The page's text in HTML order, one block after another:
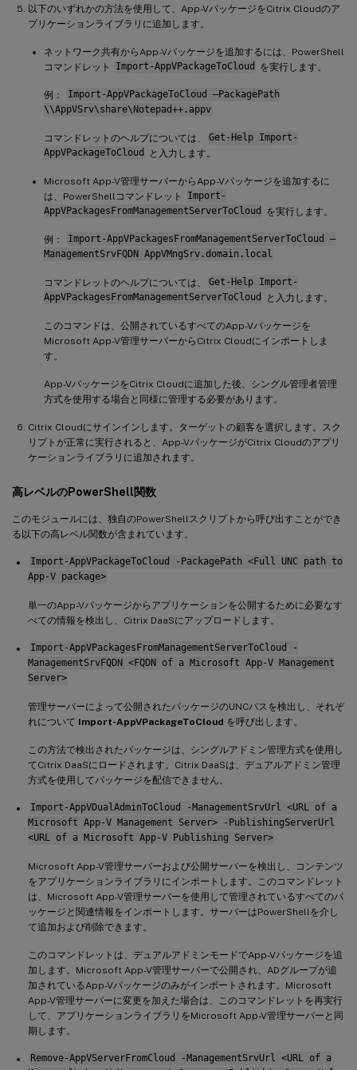
以下のいずれかの方法を使用して、App-VパッケージをCitrix Cloudのア
プリケーションライブラリに追加します。
ネットワーク共有からApp-Vパッケージを追加するには、PowerShell
コマンドレット
Import-AppVPackageToCloud を実行します。
例：
Import-AppVPackageToCloud –PackagePath
\\AppVSrv\share\Notepad++.appv
コマンドレットのヘルプについては、
Get-Help Import-
AppVPackageToCloud
と入力します。
Microsoft App-V管理サーバーからApp-Vパッケージを追加するに
は、PowerShellコマンドレット
Import-
AppVPackagesFromManagementServerToCloud
を実行します。
例：
Import-AppVPackagesFromManagementServerToCloud –
ManagementSrvFQDN AppVMngSrv.domain.local
コマンドレットのヘルプについては、
Get-Help Import-
AppVPackagesFromManagementServerToCloud
と入力します。
このコマンドは、公開されているすべてのApp-Vパッケージを
Microsoft App-V管理サーバーからCitrix Cloudにインポートしま
す。
App-VパッケージをCitrix Cloudに追加した後、シングル管理者管理
方式を使用する場合と同様に管理する必要があります。
Citrix Cloudにサインインします。ターゲットの顧客を選択します。スク
リプトが正常に実行されると、App-VパッケージがCitrix Cloudのアプリ
ケーションライブラリに追加されます。
高レベルのPowerShell関数
このモジュールには、独自のPowerShellスクリプトから呼び出すことができ
る以下の高レベル関数が含まれています。
Import-AppVPackageToCloud -PackagePath <Full UNC path to
App-V package>
単一のApp-Vパッケージからアプリケーションを公開するために必要なす
べての情報を検出し、Citrix DaaSにアップロードします。
Import-AppVPackagesFromManagementServerToCloud -
ManagementSrvFQDN <FQDN of a Microsoft App-V Management
Server>
管理サーバーによって公開されたパッケージのUNCパスを検出し、それぞ
れについて Import-AppVPackageToCloud を呼び出します。
この方法で検出されたパッケージは、シングルアドミン管理方式を使用し
てCitrix DaaSにロードされます。Citrix DaaSは、デュアルアドミン管理
方式を使用してパッケージを配信できません。
Import-AppVDualAdminToCloud -ManagementSrvUrl <URL of a
Microsoft App-V Management Server> -PublishingServerUrl
<URL of a Microsoft App-V Publishing Server>
Microsoft App-V管理サーバーおよび公開サーバーを検出し、コンテンツ
をアプリケーションライブラリにインポートします。このコマンドレット
は、Microsoft App-V管理サーバーを使用して管理されているすべてのパ
ッケージと関連情報をインポートします。サーバーはPowerShellを介し
て追加および削除できます。
このコマンドレットは、デュアルアドミンモードでApp-Vパッケージを追
加します。Microsoft App-V管理サーバーで公開され、ADグループが追
加されているApp-Vパッケージのみがインポートされます。Microsoft
App-V管理サーバーに変更を加えた場合は、このコマンドレットを再実行
して、アプリケーションライブラリをMicrosoft App-V管理サーバーと同
期します。
Remove-AppVServerFromCloud -ManagementSrvUrl <URL of a